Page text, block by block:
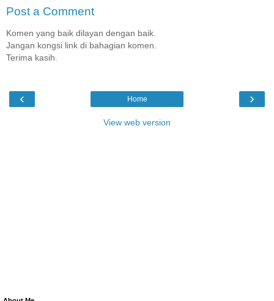
Post a Comment
Komen yang baik dilayan dengan baik.
Jangan kongsi link di bahagian komen.
Terima kasih.
‹ ›
Home
View web version